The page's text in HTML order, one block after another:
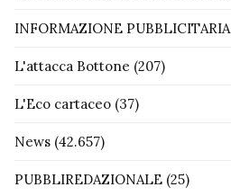
INFORMAZIONE PUBBLICITARIA
L'attacca Bottone (207)
L'Eco cartaceo (37)
News (42.657)
PUBBLIREDAZIONALE (25)